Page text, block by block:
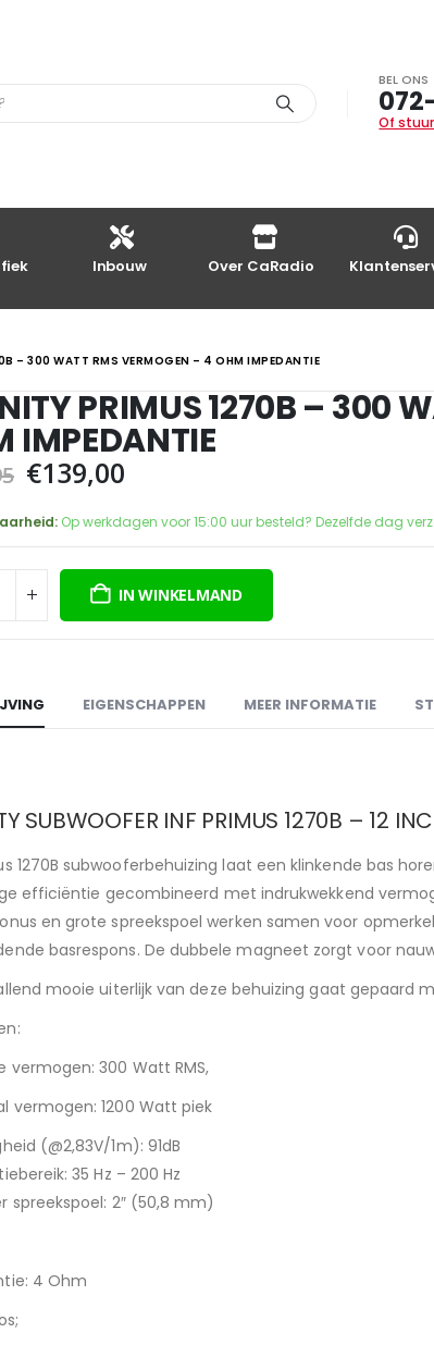
BEL ONS
Of
Inbouw Over CaRadio
– 300 WATT RMS VERMOGEN – 4 OHM IMPEDANTIE
PRIMUS 1270B – 300
IMPEDANTIE
Oorspronkelijke
was:
€249,95.
€139,00
is:
€139,00.
Op werkdagen voor 15:00 uur besteld? Dezelfde dag
IN WINKELMAND
EIGENSCHAPPEN MEER INFORMATIE
SUBWOOFER INF PRIMUS 1270B – 12
1270B subwooferbehuizing laat een klinkende bas
efficiëntie gecombineerd met indrukwekkend
en grote spreekspoel werken samen voor
basrespons. De dubbele magneet zorgt voor
mooie uiterlijk van deze behuizing gaat gepaard
vermogen: 300 Watt RMS,
vermogen: 1200 Watt piek
(@2,83V/1m): 91dB
35 Hz – 200 Hz
spreekspoel: 2″ (50,8 mm)
4 Ohm